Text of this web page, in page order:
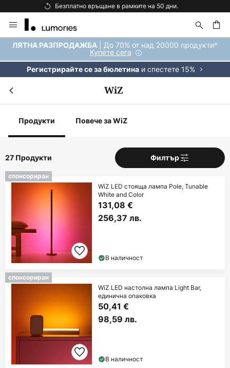
Безплатна доставка над 92 €.
Прескачане
към
съдържанието
ЛЯТНА РАЗПРОДАЖБА | До 70% от над 20000 продукти*
Купете сега
Регистрирайте се за бюлетинаи спестете 15%
WiZ
Продукти Повече за WiZ
27 Продукти Филтър
спонсориран
WiZ LED стояща лампа Pole, Tunable
White and Color
131,08 €
256,37 лв.
В наличност
спонсориран
WiZ LED настолна лампа Light Bar,
единична опаковка
50,41 €
98,59 лв.
В наличност